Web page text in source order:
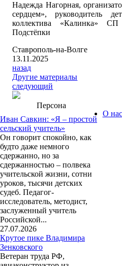
Надежда Нагорная,
сердцем», руководитель
коллектива «Калинка»
Подстёпки
Ставрополь-на-Волге
13.11.2025
назад
Другие материалы
следующий
Персона
Иван Савкин: «Я – простой
сельский учитель»
Он говорит спокойно, как
будто даже немного
сдержанно, но за
сдержанностью – полвека
учительской жизни, сотни
уроков, тысячи детских
судеб. Педагог-
исследователь, методист,
заслуженный учитель
Российской...
27.07.2026
Крутое пике Владимира
Зенковского
Ветеран труда РФ,
О нас